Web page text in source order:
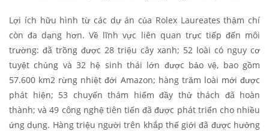
Lợi ích hữu hình từ các dự án của Rolex Laureates thậm chí
còn đa dạng hơn. Về lĩnh vực liên quan trực tiếp đến môi
trường: đã trồng được 28 triệu cây xanh; 52 loài có nguy cơ
tuyệt chủng và 32 hệ sinh thái lớn được bảo vệ, bao gồm
57.600 km2 rừng nhiệt đới Amazon; hàng trăm loài mới được
phát hiện; 53 chuyến thám hiểm đầy thử thách đã hoàn
thành; và 49 công nghệ tiên tiến đã được phát triển cho nhiều
ứng dụng. Hàng triệu người trên khắp thế giới đã được hưởng